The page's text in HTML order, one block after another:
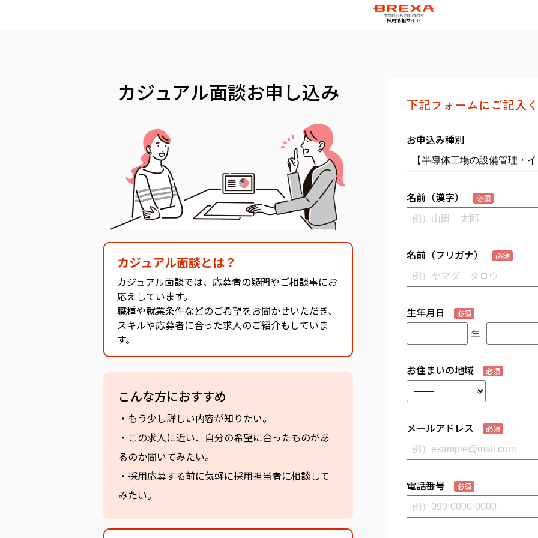
採用情報サイト
カジュアル面談お申し込み
カジュアル面談とは？
カジュアル面談では、応募者の疑問やご相談事にお
応えしています。
職種や就業条件などのご希望をお聞かせいただき、
スキルや応募者に合った求人のご紹介もしていま
す。
こんな方におすすめ
・もう少し詳しい内容が知りたい。
・この求人に近い、自分の希望に合ったものがあ
るのか聞いてみたい。
・採用応募する前に気軽に採用担当者に相談して
みたい。
下記フォームにご記入
お申込み種別
名前（漢字） 必須
名前（フリガナ） 必須
生年月日 必須
年
お住まいの地域 必須
メールアドレス 必須
電話番号 必須